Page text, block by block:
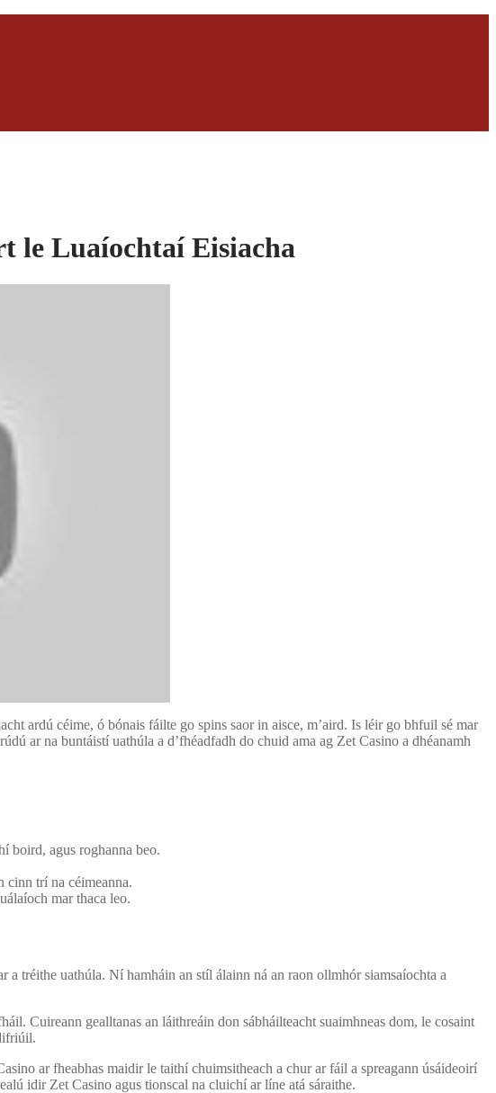
le Luaíochtaí Eisiacha
ardú céime, ó bónais fáilte go spins saor in aisce, m’aird. Is léir go bhfuil sé mar
ar na buntáistí uathúla a d’fhéadfadh do chuid ama ag Zet Casino a dhéanamh
boird, agus roghanna beo.
cinn trí na céimeanna.
mar thaca leo.
tréithe uathúla. Ní hamháin an stíl álainn ná an raon ollmhór siamsaíochta a
Cuireann gealltanas an láithreáin don sábháilteacht suaimhneas dom, le cosaint
ar fheabhas maidir le taithí chuimsitheach a chur ar fáil a spreagann úsáideoirí
idir Zet Casino agus tionscal na cluichí ar líne atá sáraithe.